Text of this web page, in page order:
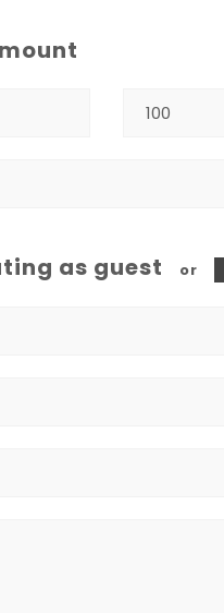
as guest or